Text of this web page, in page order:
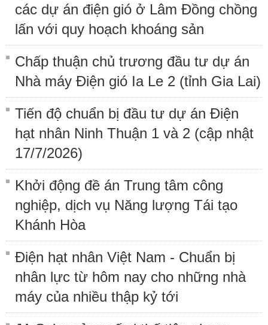
các dự án điện gió ở Lâm Đồng chồng
lấn với quy hoạch khoáng sản
Chấp thuận chủ trương đầu tư dự án
Nhà máy Điện gió Ia Le 2 (tỉnh Gia Lai)
Tiến độ chuẩn bị đầu tư dự án Điện
hạt nhân Ninh Thuận 1 và 2 (cập nhật
17/7/2026)
Khởi động đề án Trung tâm công
nghiệp, dịch vụ Năng lượng Tái tạo
Khánh Hòa
Điện hạt nhân Việt Nam - Chuẩn bị
nhân lực từ hôm nay cho những nhà
máy của nhiều thập kỷ tới